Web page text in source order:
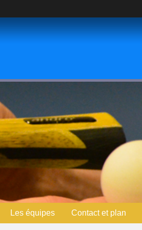
Les équipes Contact et plan